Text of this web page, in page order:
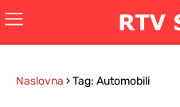
Naslovna ›Tag: Automobili